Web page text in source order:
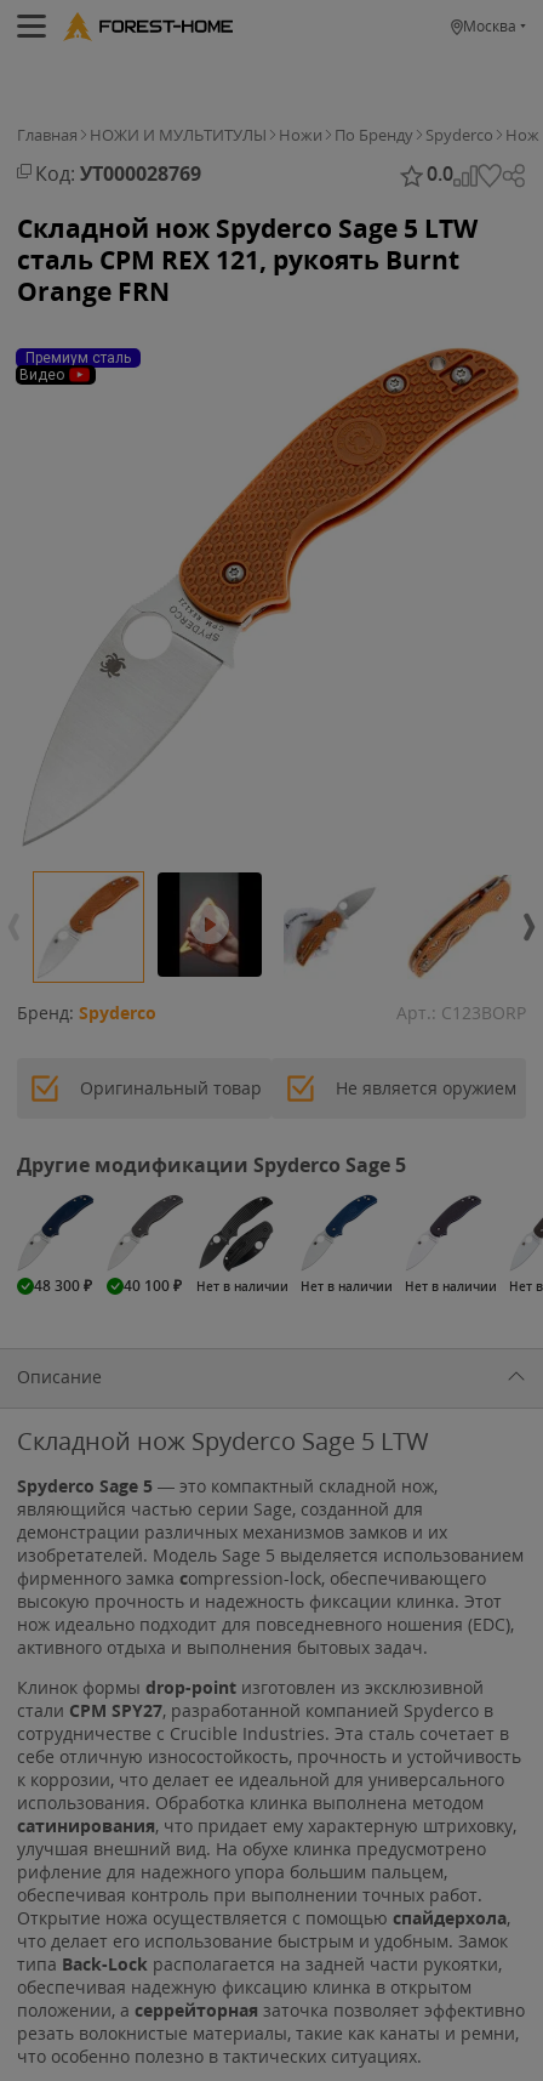
Москва
Главная НОЖИ И МУЛЬТИТУЛЫ Ножи По Бренду Spyderco Нож
Код: УТ000028769 0.0
Складной нож Spyderco Sage 5 LTW
сталь CPM REX 121, рукоять Burnt
Orange FRN
Премиум сталь
Видео
Бренд: Spyderco Арт.: C123BORP
Оригинальный товар Не является оружием
Другие модификации Spyderco Sage 5
48 300₽ 40 100₽ Нет в наличии Нет в наличии Нет в наличии Нет
Описание
Складной нож Spyderco Sage 5 LTW
Spyderco Sage 5 — это компактный складной нож,
являющийся частью серии Sage, созданной для
демонстрации различных механизмов замков и их
изобретателей. Модель Sage 5 выделяется использованием
фирменного замка compression-lock, обеспечивающего
высокую прочность и надежность фиксации клинка. Этот
нож идеально подходит для повседневного ношения (EDC),
активного отдыха и выполнения бытовых задач.
Клинок формы drop-point изготовлен из эксклюзивной
стали CPM SPY27, разработанной компанией Spyderco в
сотрудничестве с Crucible Industries. Эта сталь сочетает в
себе отличную износостойкость, прочность и устойчивость
к коррозии, что делает ее идеальной для универсального
использования. Обработка клинка выполнена методом
сатинирования, что придает ему характерную штриховку,
улучшая внешний вид. На обухе клинка предусмотрено
рифление для надежного упора большим пальцем,
обеспечивая контроль при выполнении точных работ.
Открытие ножа осуществляется с помощью спайдерхола,
что делает его использование быстрым и удобным. Замок
типа Back-Lock располагается на задней части рукоятки,
обеспечивая надежную фиксацию клинка в открытом
положении, а серрейторная заточка позволяет эффективно
резать волокнистые материалы, такие как канаты и ремни,
что особенно полезно в тактических ситуациях.